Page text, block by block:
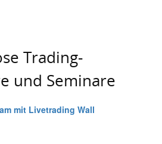
Trading-
und Seminare